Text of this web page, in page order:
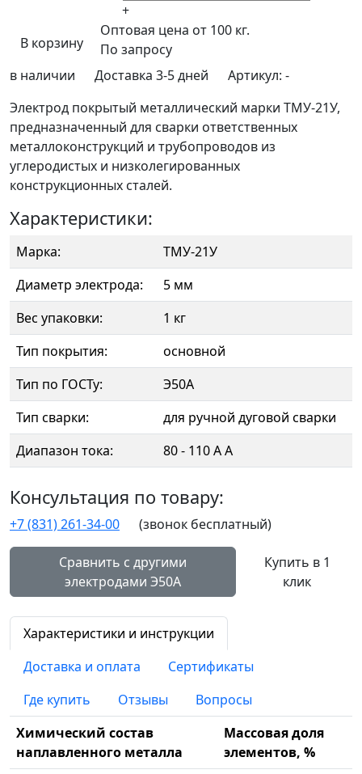
+
В корзину
Оптовая цена от 100 кг.
По запросу
в наличии
Доставка 3-5 дней Артикул: -
Электрод покрытый металлический марки ТМУ-21У,
предназначенный для сварки ответственных
металлоконструкций и трубопроводов из
углеродистых и низколегированных
конструкционных сталей.
Характеристики:
Марка:
ТМУ-21У
Диаметр электрода:
5 мм
Вес упаковки:
1 кг
Тип покрытия:
основной
Тип по ГОСТу:
Э50А
Тип сварки:
для ручной дуговой сварки
Диапазон тока:
80 - 110 А А
Консультация по товару:
+7 (831) 261-34-00 (звонок бесплатный)
Сравнить с другими
электродами Э50А
Купить в 1
клик
Характеристики и инструкции
Доставка и оплата
Сертификаты
Где купить
Отзывы
Вопросы
Химический состав
наплавленного металла
Массовая доля
элементов, %